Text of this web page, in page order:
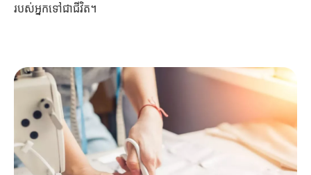
របស់អ្នកទៅជាជីវិត។